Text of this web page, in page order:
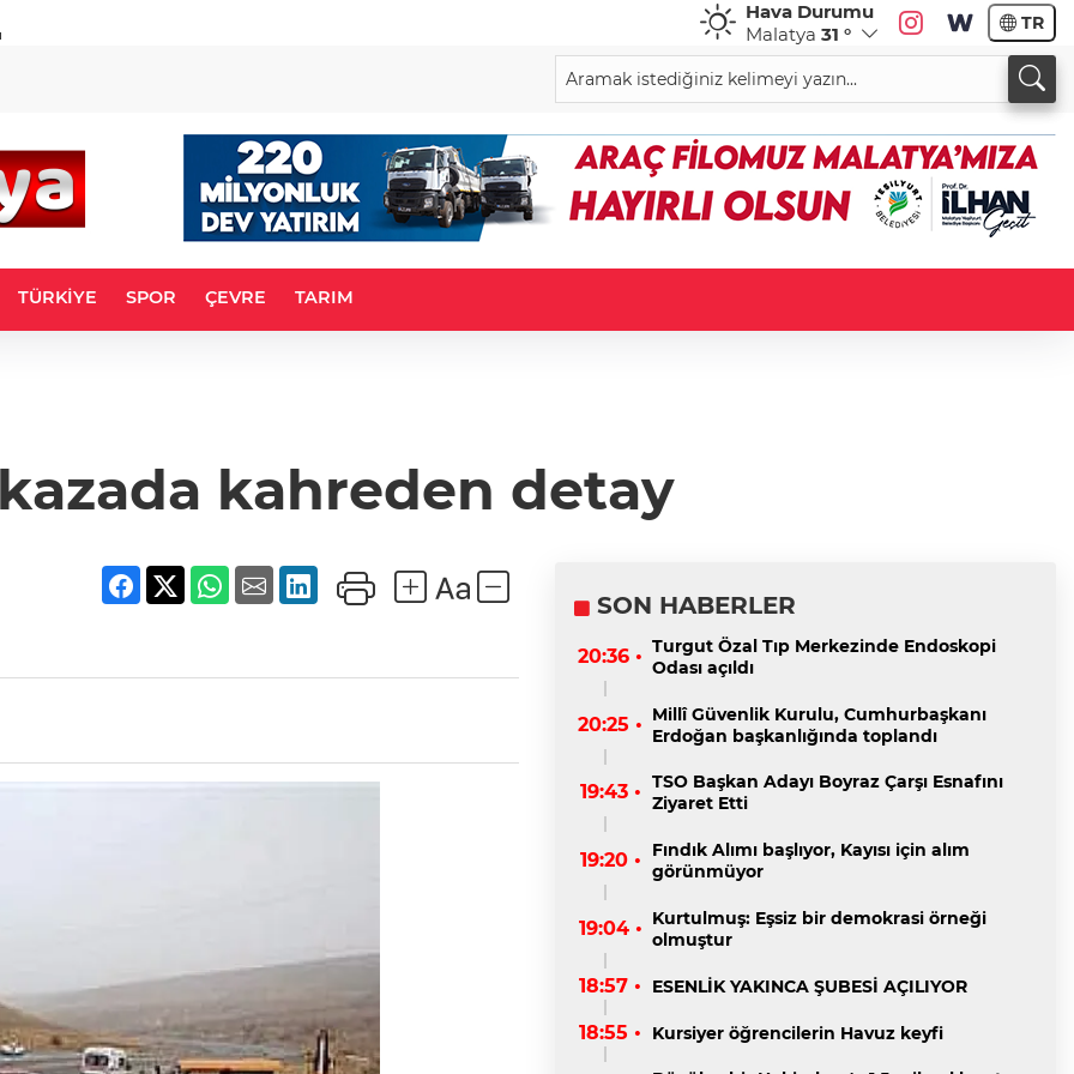
Hava Durumu
Malatya 31 ° TR
TÜRKİYE SPOR ÇEVRE TARIM
kahreden detay
SON HABERLER
20:36 • Turgut Özal Tıp Merkezinde Endoskopi
Odası açıldı
20:25 • Millî Güvenlik Kurulu, Cumhurbaşkanı
Erdoğan başkanlığında toplandı
19:43 • TSO Başkan Adayı Boyraz Çarşı Esnafını
Ziyaret Etti
19:20 •
Fındık Alımı başlıyor, Kayısı için alım
görünmüyor
19:04 • Kurtulmuş: Eşsiz bir demokrasi örneği
olmuştur
18:57 • ESENLİK YAKINCA ŞUBESİ AÇILIYOR
18:55 • Kursiyer öğrencilerin Havuz keyfi